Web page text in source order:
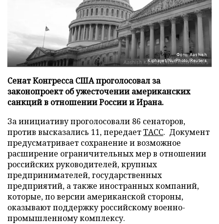
Фото: Aashish
Kiphayet/NurPhoto/Reuters
Сенат Конгресса США проголосовал за
законопроект об ужесточении американских
санкций в отношении России и Ирана.
За инициативу проголосовали 86 сенаторов,
против высказались 11, передаетТАСС. Документ
предусматривает сохранение и возможное
расширение ограничительных мер в отношении
российских руководителей, крупных
предпринимателей, государственных
предприятий, а также иностранных компаний,
которые, по версии американской стороны,
оказывают поддержку российскому военно-
промышленному комплексу.